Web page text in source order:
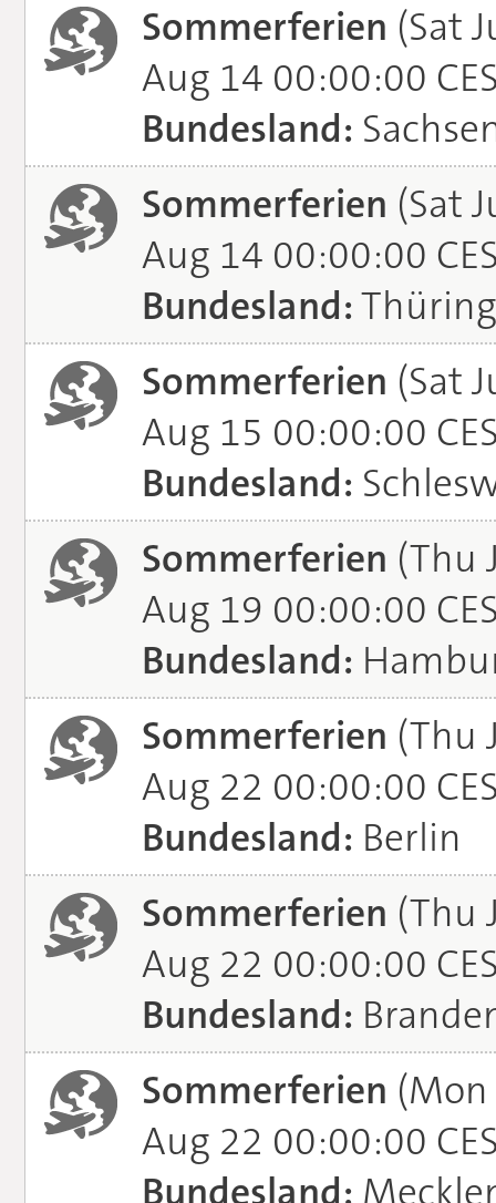
Sommerferien (Sat
Aug 14 00:00:00
Bundesland:
Sommerferien (Sat
Aug 14 00:00:00
Bundesland:
Sommerferien (Sat
Aug 15 00:00:00
Bundesland:
Sommerferien (Thu
Aug 19 00:00:00
Bundesland:
Sommerferien (Thu
Aug 22 00:00:00
Bundesland: Berlin
Sommerferien (Thu
Aug 22 00:00:00
Bundesland:
Sommerferien (Mon
Aug 22 00:00:00
Bundesland: